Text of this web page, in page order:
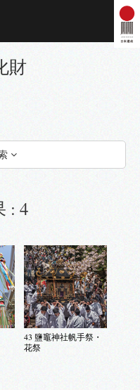
財
: 4
43 鹽竈神社帆手祭・
花祭